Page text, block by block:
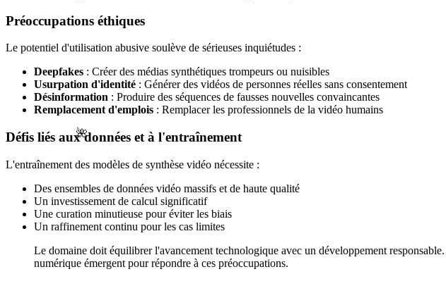
🌺
Préoccupations éthiques
Le potentiel d'utilisation abusive soulève de sérieuses inquiétudes :
Deepfakes : Créer des médias synthétiques trompeurs ou nuisibles
Usurpation d'identité : Générer des vidéos de personnes réelles sans consentement
Désinformation : Produire des séquences de fausses nouvelles convaincantes
Remplacement d'emplois : Remplacer les professionnels de la vidéo humains
Défis liés aux données et à l'entraînement
L'entraînement des modèles de synthèse vidéo nécessite :
Des ensembles de données vidéo massifs et de haute qualité
Un investissement de calcul significatif
Une curation minutieuse pour éviter les biais
Un raffinement continu pour les cas limites
Le domaine doit équilibrer l'avancement technologique avec un développement
numérique émergent pour répondre à ces préoccupations.